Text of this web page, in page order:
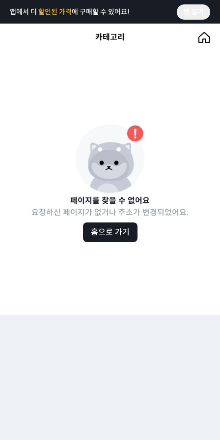
앱에서 더 할인된 가격에 구매할 수 있어요!
카테고리
페이지를 찾을 수 없어요
요청하신 페이지가 없거나 주소가 변경되었어요.
홈으로 가기